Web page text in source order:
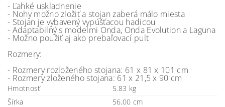
- Ľahké uskladnenie
- Nohy možno zložiť a stojan zaberá málo miesta
- Stojan je vybavený vypúšťacou hadicou
- Adaptabilný s modelmi Onda, Onda Evolution a Laguna
- Možno použiť aj ako prebaľovací pult
Rozmery:
- Rozmery rozloženého stojana: 61 x 81 x 101 cm
- Rozmery zloženého stojana: 61 x 21,5 x 90 cm
Hmotnosť
5.83 kg
Šírka
56,00 cm